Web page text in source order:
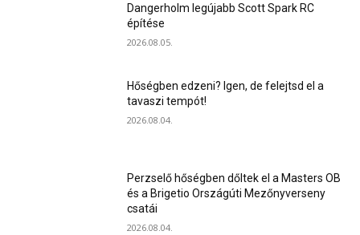
Dangerholm legújabb Scott Spark RC
építése
2026.08.05.
Hőségben edzeni? Igen, de felejtsd el a
tavaszi tempót!
2026.08.04.
Perzselő hőségben dőltek el a Masters OB
és a Brigetio Országúti Mezőnyverseny
csatái
2026.08.04.